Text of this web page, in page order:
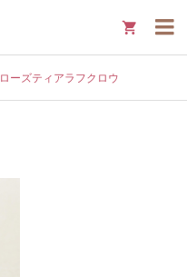

ローズティアラフクロウ